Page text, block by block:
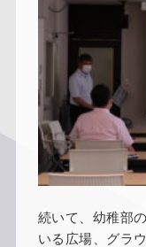
続いて、幼稚部
いる広場、グラ